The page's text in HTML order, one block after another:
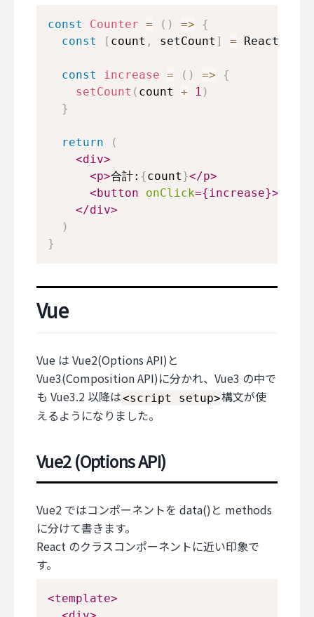
const Counter = ( ) =>
{
const
[ count , setCount ] = React
const increase = ( ) =>
{
setCount ( count + 1 )
}
return
(
<div>
<p>合計: {count}</p>
< button onClick={increase}>
</div>
)
}
Vue
Vue は Vue2(Options API)と
Vue3(Composition API)に分かれ、Vue3 の中で
も Vue3.2 以降は<script setup>構文が使
えるようになりました。
Vue2 (Options API)
Vue2 ではコンポーネントを data()と methods
に分けて書きます。
React のクラスコンポーネントに近い印象で
す。
<template>